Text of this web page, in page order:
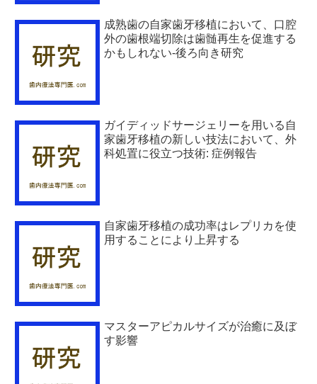
成熟歯の自家歯牙移植において、口腔
外の歯根端切除は歯髄再生を促進する
かもしれない-後ろ向き研究
ガイディッドサージェリーを用いる自
家歯牙移植の新しい技法において、外
科処置に役立つ技術: 症例報告
自家歯牙移植の成功率はレプリカを使
用することにより上昇する
マスターアピカルサイズが治癒に及ぼ
す影響